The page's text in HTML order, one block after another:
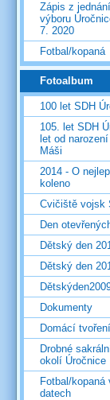
Zápis z
výboru
7. 2020
Fotbal/kopaná
Fotoalbum
100 let SDH
105. let SDH
let od
Máši
2014 - O
koleno
Cvičiště vojsk
Den
Dětský den
Dětský den
Dokumenty
Domácí
Drobné
okolí Úročnice
Fotbal/kopaná
datech